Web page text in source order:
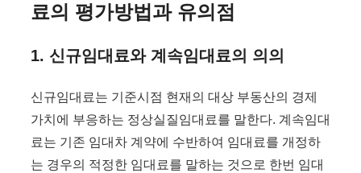
료의 평가방법과 유의점
1. 신규임대료와 계속임대료의 의의
신규임대료는 기준시점 현재의 대상 부동산의 경제
가치에 부응하는 정상실질임대료를 말한다. 계속임대
료는 기존 임대차 계약에 수반하여 임대료를 개정하
는 경우의 적정한 임대료를 말하는 것으로 한번 임대